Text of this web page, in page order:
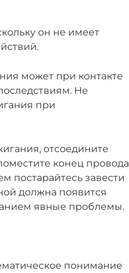
он не имеет
может при контакте
Не
при
отсоедините
конец провода
постарайтесь завести
должна появится
явные проблемы.
понимание